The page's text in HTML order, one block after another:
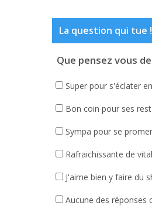
La question qui tue !
Que pensez vous
Super pour s'éclater
Bon coin pour ses
Sympa pour se
Rafraichissante de
J'aime bien y faire du
Aucune des réponses